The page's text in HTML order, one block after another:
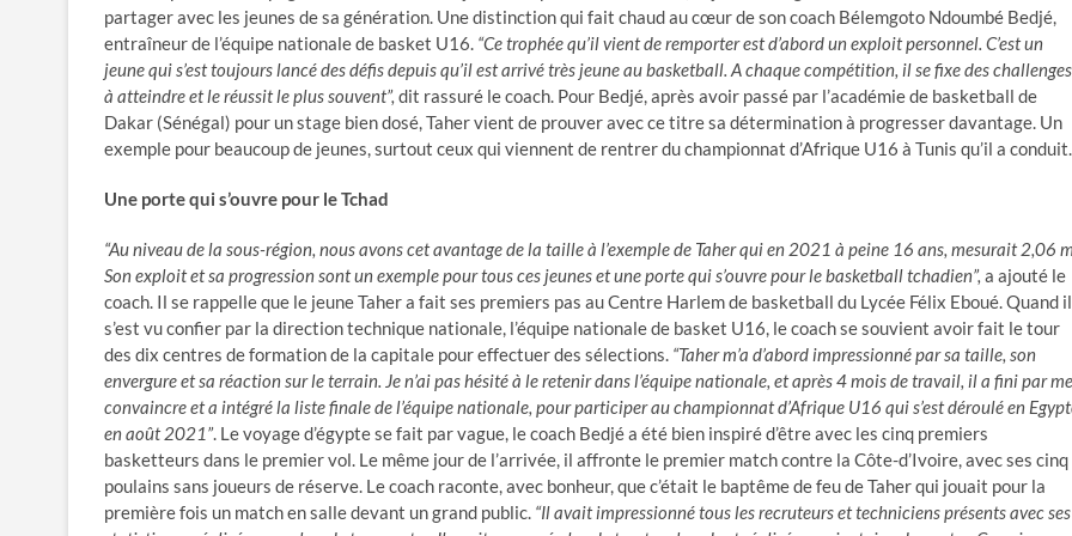
partager avec les jeunes de sa génération. Une distinction qui fait chaud au cœur de son coach Bélemgoto Ndoumbé Bedjé,
entraîneur de l’équipe nationale de basket U16. “Ce trophée qu’il vient de remporter est d’abord un exploit personnel. C’est un
jeune qui s’est toujours lancé des défis depuis qu’il est arrivé très jeune au basketball. A chaque compétition, il se fixe des challenges
à atteindre et le réussit le plus souvent”, dit rassuré le coach. Pour Bedjé, après avoir passé par l’académie de basketball de
Dakar (Sénégal) pour un stage bien dosé, Taher vient de prouver avec ce titre sa détermination à progresser davantage. Un
exemple pour beaucoup de jeunes, surtout ceux qui viennent de rentrer du championnat d’Afrique U16 à Tunis qu’il a conduit.
Une porte qui s’ouvre pour le Tchad
“Au niveau de la sous-région, nous avons cet avantage de la taille à l’exemple de Taher qui en 2021 à peine 16 ans, mesurait 2,06
Son exploit et sa progression sont un exemple pour tous ces jeunes et une porte qui s’ouvre pour le basketball tchadien”, a ajouté le
coach. Il se rappelle que le jeune Taher a fait ses premiers pas au Centre Harlem de basketball du Lycée Félix Eboué. Quand il
s’est vu confier par la direction technique nationale, l’équipe nationale de basket U16, le coach se souvient avoir fait le tour
des dix centres de formation de la capitale pour effectuer des sélections. “Taher m’a d’abord impressionné par sa taille, son
envergure et sa réaction sur le terrain. Je n’ai pas hésité à le retenir dans l’équipe nationale, et après 4 mois de travail, il a fini par me
convaincre et a intégré la liste finale de l’équipe nationale, pour participer au championnat d’Afrique U16 qui s’est déroulé en
en août 2021”. Le voyage d’égypte se fait par vague, le coach Bedjé a été bien inspiré d’être avec les cinq premiers
basketteurs dans le premier vol. Le même jour de l’arrivée, il affronte le premier match contre la Côte-d’Ivoire, avec ses cinq
poulains sans joueurs de réserve. Le coach raconte, avec bonheur, que c’était le baptême de feu de Taher qui jouait pour la
première fois un match en salle devant un grand public. “Il avait impressionné tous les recruteurs et techniciens présents avec ses